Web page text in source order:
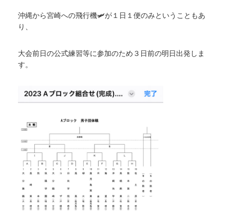
沖縄から宮崎への飛行機🛩が１日１便のみということもあ
り、
大会前日の公式練習等に参加のため３日前の明日出発しま
す。